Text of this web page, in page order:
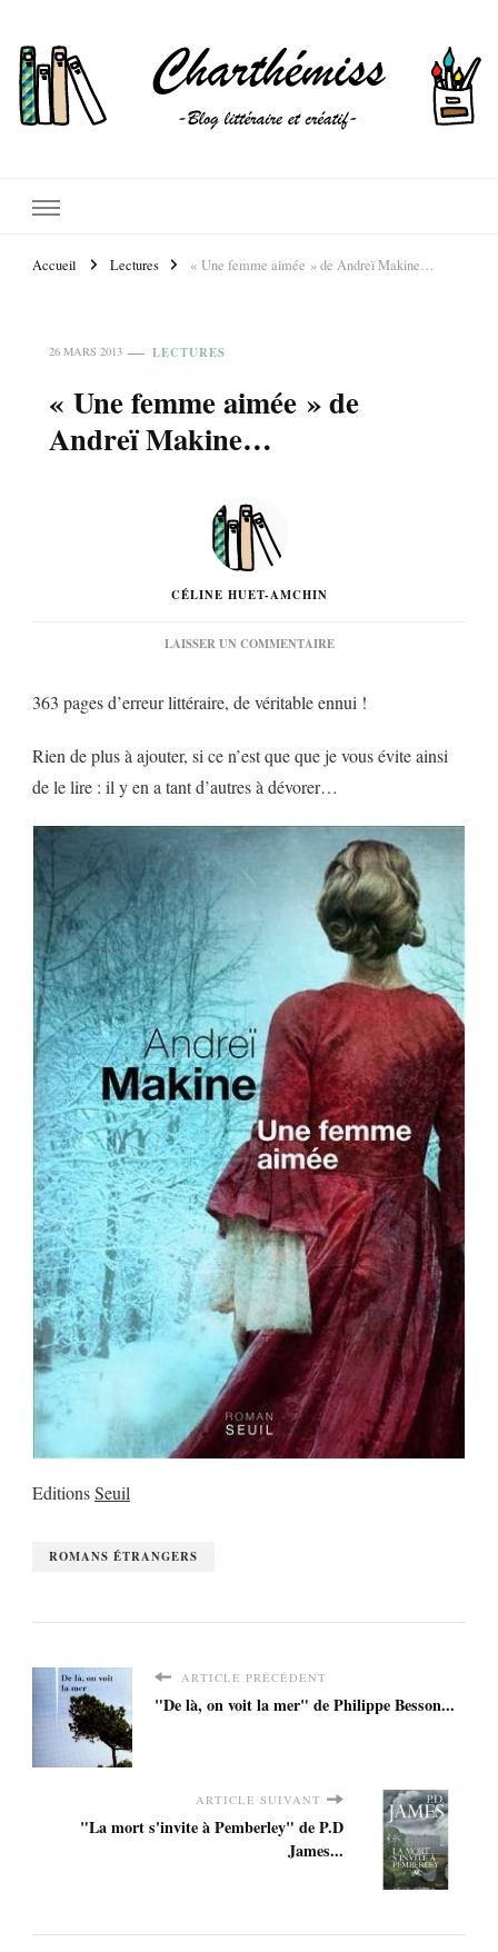
Accueil Lectures « Une femme aimée » de Andreï Makine…
26 MARS 2013 LECTURES
« Une femme aimée » de
Andreï Makine…
CÉLINE HUET-AMCHIN
LAISSER UN COMMENTAIRESUR
AIMÉE »
MAKINE…
363 pages d’erreur littéraire, de véritable ennui !
Rien de plus à ajouter, si ce n’est que que je vous évite ainsi
de le lire : il y en a tant d’autres à dévorer…
EditionsSeuil
ROMANS ÉTRANGERS
ARTICLE PRÉCÉDENT
"De là, on voit la mer" de Philippe Besson...
ARTICLE SUIVANT
"La mort s'invite à Pemberley" de P.D
James...